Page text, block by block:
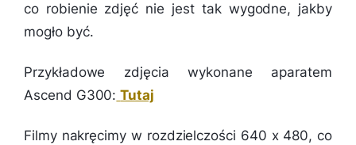
co robienie zdjęć nie jest tak wygodne, jakby
mogło być.
Przykładowe zdjęcia wykonane aparatem
Ascend G300: Tutaj
Filmy nakręcimy w rozdzielczości 640 x 480, co